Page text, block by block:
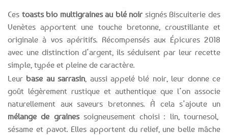
Ces toasts bio multigraines au blé noir signés Biscuiterie des
Venètes apportent une touche bretonne, croustillante et
originale à vos apéritifs. Récompensés aux Épicures 2018
avec une distinction d’argent, ils séduisent par leur recette
simple, typée et pleine de caractère.
Leur base au sarrasin, aussi appelé blé noir, leur donne ce
goût légèrement rustique et authentique que l’on associe
naturellement aux saveurs bretonnes. À cela s’ajoute un
mélange de grainessoigneusement choisi : lin, tournesol,
sésame et pavot. Elles apportent du relief, une belle mâche